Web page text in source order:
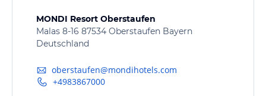
MONDI Resort Oberstaufen
Malas 8-16 87534 Oberstaufen Bayern
Deutschland
oberstaufen@mondihotels.com
+4983867000